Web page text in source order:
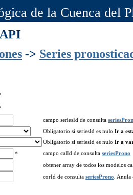
de la Cuenca del
-> Series
campo seriesId de consulta
Obligatorio si seriesId es nulo Ir a
Obligatorio si seriesId es nulo Ir a
* campo calId de consulta seriesProno
obtener array de todos los modelos
corId de consulta seriesProno .